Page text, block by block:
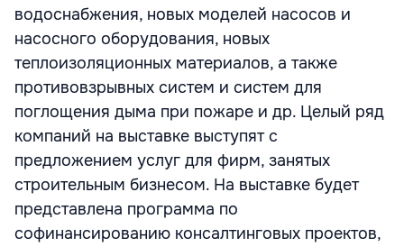
водоснабжения, новых моделей насосов и
насосного оборудования, новых
теплоизоляционных материалов, а также
противовзрывных систем и систем для
поглощения дыма при пожаре и др. Целый ряд
компаний на выставке выступят с
предложением услуг для фирм, занятых
строительным бизнесом. На выставке будет
представлена программа по
софинансированию консалтинговых проектов,